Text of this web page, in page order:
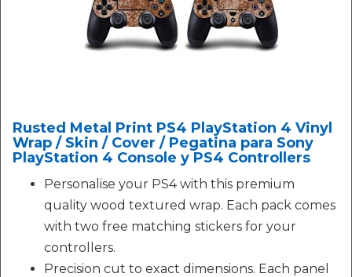
Rusted Metal Print PS4 PlayStation 4 Vinyl
Wrap / Skin / Cover / Pegatina para Sony
PlayStation 4 Console y PS4 Controllers
Personalise your PS4 with this premium
quality wood textured wrap. Each pack comes
with two free matching stickers for your
controllers.
Precision cut to exact dimensions. Each panel